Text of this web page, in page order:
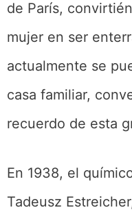
de París,
mujer en ser
actualmente se
casa familiar,
recuerdo de esta
En 1938, el
Tadeusz